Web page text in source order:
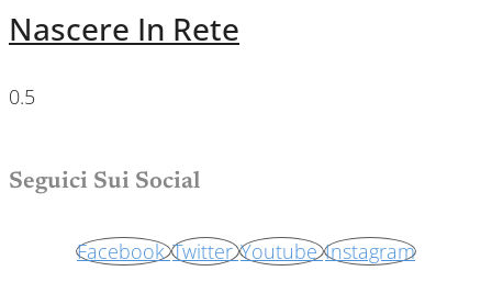
Nascere In Rete
Seguici Sui Social
Facebook Twitter Youtube Instagram